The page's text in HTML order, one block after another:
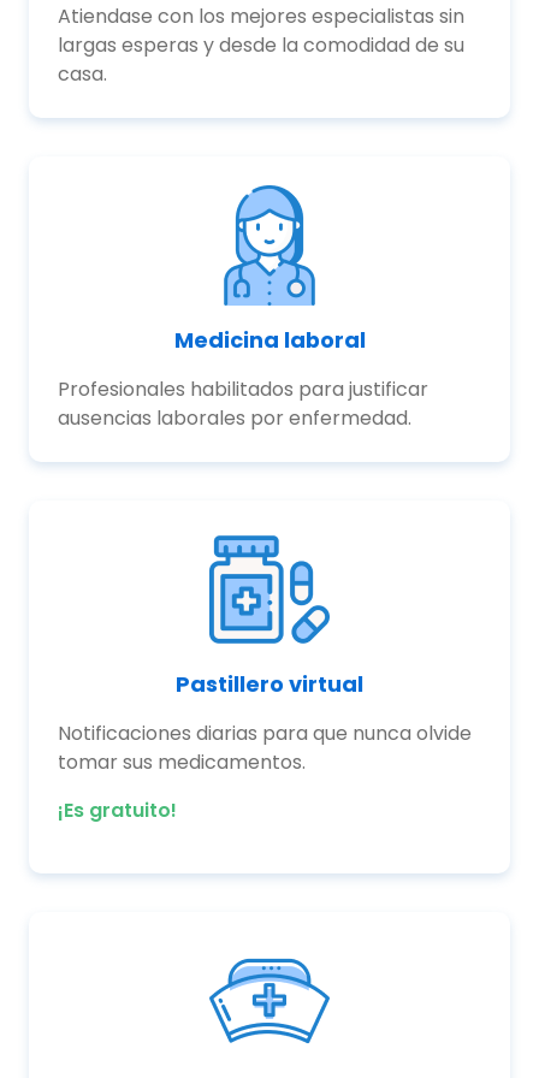
Atiendase con los mejores especialistas sin
largas esperas y desde la comodidad de su
casa.
Medicina laboral
Profesionales habilitados para justificar
ausencias laborales por enfermedad.
Pastillero virtual
Notificaciones diarias para que nunca olvide
tomar sus medicamentos.
¡Es gratuito!